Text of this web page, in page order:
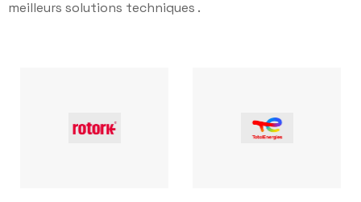
meilleurs solutions techniques .